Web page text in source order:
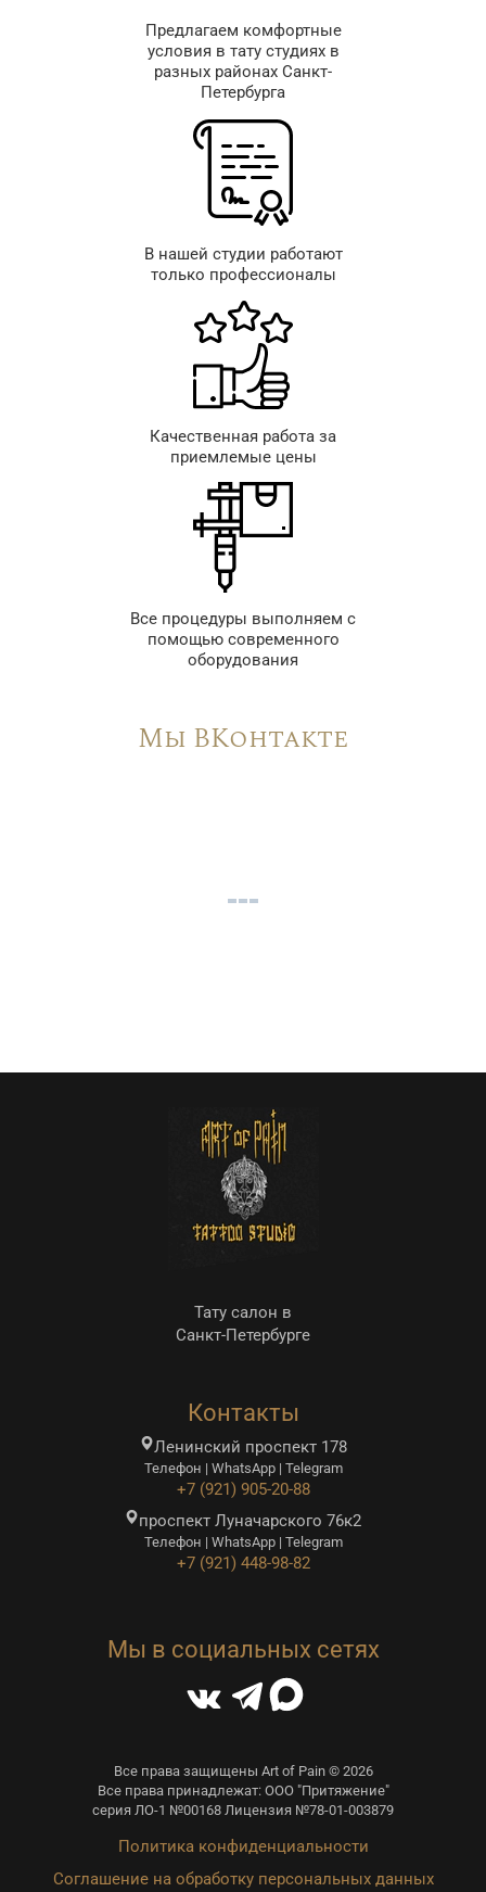
Предлагаем комфортные
условия в тату студиях в
разных районах Санкт-
Петербурга
В нашей студии работают
только профессионалы
Качественная работа за
приемлемые цены
Все процедуры выполняем с
помощью современного
оборудования
Мы ВКонтакте
Тату салон в
Санкт-Петербурге
Контакты
Ленинский проспект 178
Телефон | WhatsApp | Telegram
+7 (921) 905-20-88
проспект Луначарского 76к2
Телефон | WhatsApp | Telegram
+7 (921) 448-98-82
Мы в социальных сетях
Все права защищены Art of Pain © 2026
Все права принадлежат: ООО "Притяжение"
серия ЛО-1 №00168 Лицензия №78-01-003879
Политика конфиденциальности
Соглашение на обработку персональных данных